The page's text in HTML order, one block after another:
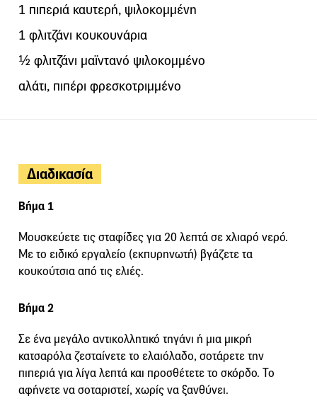
1 πιπεριά καυτερή, ψιλοκομμένη
1 φλιτζάνι κουκουνάρια
½ φλιτζάνι μαϊντανό ψιλοκομμένο
αλάτι, πιπέρι φρεσκοτριμμένο
Διαδικασία
Βήμα 1
Μουσκεύετε τις σταφίδες για 20 λεπτά σε χλιαρό νερό.
Με το ειδικό εργαλείο (εκπυρηνωτή) βγάζετε τα
κουκούτσια από τις ελιές.
Βήμα 2
Σε ένα μεγάλο αντικολλητικό τηγάνι ή μια μικρή
κατσαρόλα ζεσταίνετε το ελαιόλαδο, σοτάρετε την
πιπεριά για λίγα λεπτά και προσθέτετε το σκόρδο. Το
αφήνετε να σοταριστεί, χωρίς να ξανθύνει.